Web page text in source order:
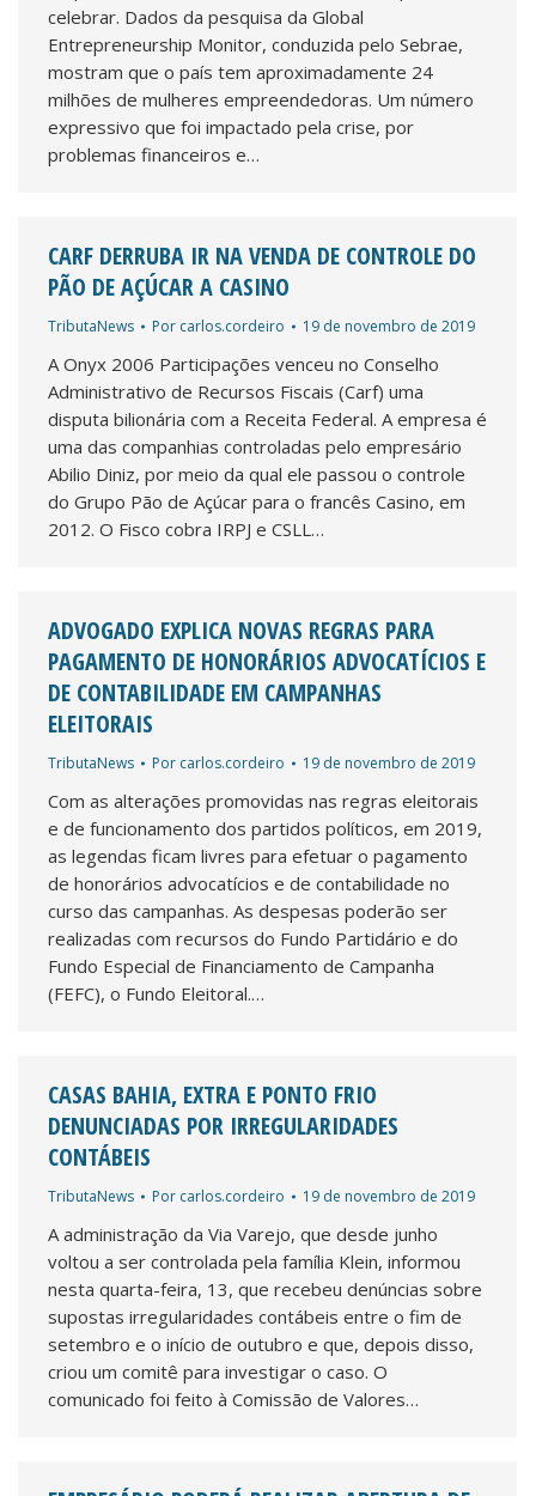
celebrar. Dados da pesquisa da Global
Entrepreneurship Monitor, conduzida pelo Sebrae,
mostram que o país tem aproximadamente 24
milhões de mulheres empreendedoras. Um número
expressivo que foi impactado pela crise, por
problemas financeiros e…
CARF DERRUBA IR NA VENDA DE CONTROLE DO
PÃO DE AÇÚCAR A CASINO
TributaNews Por carlos.cordeiro 19 de novembro de 2019
A Onyx 2006 Participações venceu no Conselho
Administrativo de Recursos Fiscais (Carf) uma
disputa bilionária com a Receita Federal. A empresa é
uma das companhias controladas pelo empresário
Abilio Diniz, por meio da qual ele passou o controle
do Grupo Pão de Açúcar para o francês Casino, em
2012. O Fisco cobra IRPJ e CSLL…
ADVOGADO EXPLICA NOVAS REGRAS PARA
PAGAMENTO DE HONORÁRIOS ADVOCATÍCIOS E
DE CONTABILIDADE EM CAMPANHAS
ELEITORAIS
TributaNews Por carlos.cordeiro 19 de novembro de 2019
Com as alterações promovidas nas regras eleitorais
e de funcionamento dos partidos políticos, em 2019,
as legendas ficam livres para efetuar o pagamento
de honorários advocatícios e de contabilidade no
curso das campanhas. As despesas poderão ser
realizadas com recursos do Fundo Partidário e do
Fundo Especial de Financiamento de Campanha
(FEFC), o Fundo Eleitoral.…
CASAS BAHIA, EXTRA E PONTO FRIO
DENUNCIADAS POR IRREGULARIDADES
CONTÁBEIS
TributaNews Por carlos.cordeiro 19 de novembro de 2019
A administração da Via Varejo, que desde junho
voltou a ser controlada pela família Klein, informou
nesta quarta-feira, 13, que recebeu denúncias sobre
supostas irregularidades contábeis entre o fim de
setembro e o início de outubro e que, depois disso,
criou um comitê para investigar o caso. O
comunicado foi feito à Comissão de Valores…